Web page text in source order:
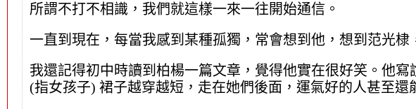
所謂不打不相識，我們就這樣一來一往開始通信。
一直到現在，每當我感到某種孤獨，常會想到他，想到范光棣
我還記得初中時讀到柏楊一篇文章，覺得他實在很好笑。他
(指女孩子) 裙子越穿越短，走在她們後面，運氣好的人甚至還